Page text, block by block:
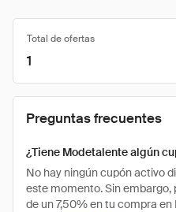
Total de ofertas
1
Preguntas frecuentes
¿Tiene Modetalente algún
No hay ningún cupón activo
este momento. Sin
de un 7,50% en tu compra